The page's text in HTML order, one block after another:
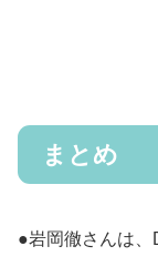
まとめ
●岩岡徹さんは、